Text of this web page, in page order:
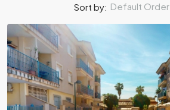
Sort by: Default Order